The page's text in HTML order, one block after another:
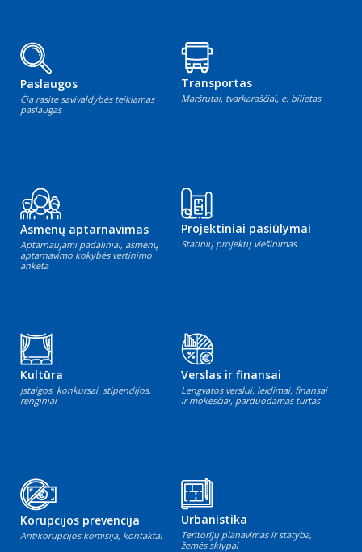
Paslaugos
Čia rasite savivaldybės teikiamas
paslaugas
Transportas
Maršrutai, tvarkaraščiai, e. bilietas
Asmenų aptarnavimas
Aptarnaujami padaliniai, asmenų
aptarnavimo kokybės vertinimo
anketa
Projektiniai pasiūlymai
Statinių projektų viešinimas
Kultūra
Įstaigos, konkursai, stipendijos,
renginiai
Verslas ir finansai
Lengvatos verslui, leidimai, finansai
ir mokesčiai, parduodamas turtas
Korupcijos prevencija
Antikorupcijos komisija, kontaktai
Urbanistika
Teritorijų planavimas ir statyba,
žemės sklypai